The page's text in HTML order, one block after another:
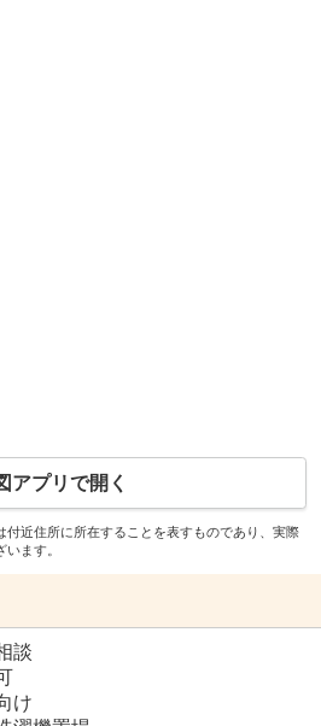
アプリで開く
近住所に所在することを表すものであり、実際
ます。
談
け